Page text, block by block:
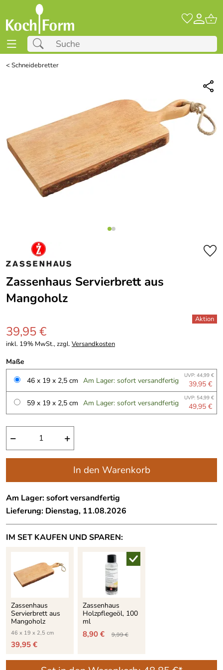
<Schneidebretter
Zassenhaus Servierbrett aus
Mangoholz
39,95 €
inkl. 19% MwSt., zzgl.Versandkosten
Maße
46 x 19 x 2,5 cm Am Lager: sofort versandfertig UVP: 44,99 €
39,95 €
59 x 19 x 2,5 cm Am Lager: sofort versandfertig UVP: 54,99 €
49,95 €
− +
In den Warenkorb
Am Lager: sofort versandfertig
Lieferung: Dienstag, 11.08.2026
IM SET KAUFEN UND SPAREN:
Zassenhaus
Servierbrett aus
Mangoholz
46 x 19 x 2,5 cm
39,95 €
Zassenhaus
Holzpflegeöl, 100
ml
8,90 € 9,99 €